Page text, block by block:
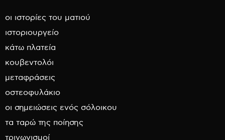
οι ιστορίες του ματιού
ιστοριουργείο
κάτω πλατεία
κουβεντολόι
μεταφράσεις
οστεοφυλάκιο
οι σημειώσεις ενός σόλοικου
τα ταρώ της ποίησης
τριγωνισμοί